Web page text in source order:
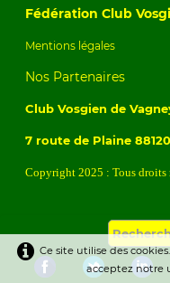
Fédération Club
Mentions légales
Nos Partenaires
Club Vosgien de
7 route de Plaine
Copyright 2025 : Tous droits
Ce site utilise des
acceptez notre